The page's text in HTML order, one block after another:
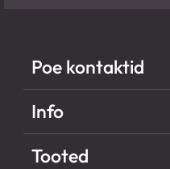
Poe kontaktid
Info
Tooted